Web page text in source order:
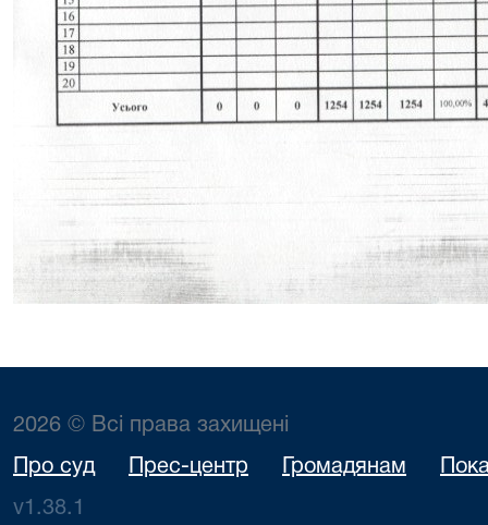
2026 © Всі права захищені
Про суд Прес-центр Громадянам
v1.38.1